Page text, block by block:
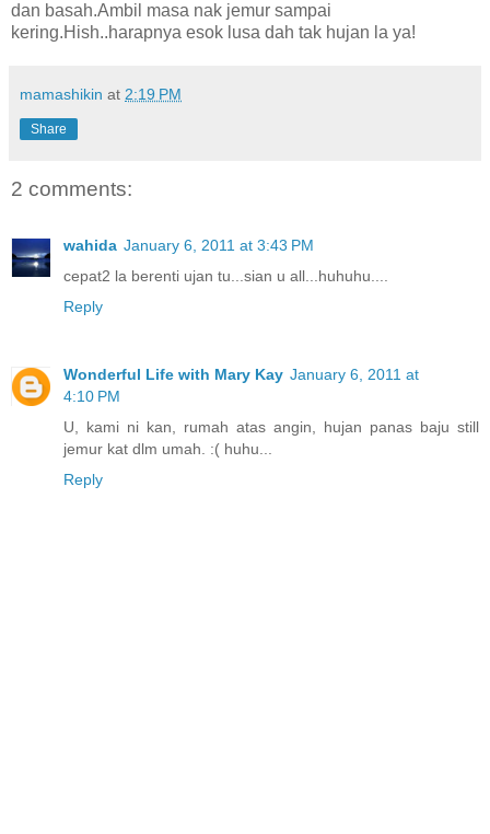
dan basah.Ambil masa nak jemur sampai
kering.Hish..harapnya esok lusa dah tak hujan la ya!
mamashikin at 2:19 PM
Share
2 comments:
wahida January 6, 2011 at 3:43 PM
cepat2 la berenti ujan tu...sian u all...huhuhu....
Reply
Wonderful Life with Mary Kay January 6, 2011 at
4:10 PM
U, kami ni kan, rumah atas angin, hujan panas baju still
jemur kat dlm umah. :( huhu...
Reply